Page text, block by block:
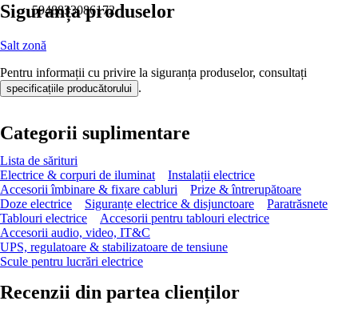
5948833086172
Siguranța produselor
Salt zonă
Pentru informații cu privire la siguranța produselor, consultați
specificațiile producătorului .
Categorii suplimentare
Lista de sărituri
Electrice & corpuri de iluminat
Instalații electrice
Accesorii îmbinare & fixare cabluri
Prize & întrerupătoare
Doze electrice
Siguranțe electrice & disjunctoare
Paratrăsnete
Tablouri electrice
Accesorii pentru tablouri electrice
Accesorii audio, video, IT&C
UPS, regulatoare & stabilizatoare de tensiune
Scule pentru lucrări electrice
Recenzii din partea clienților